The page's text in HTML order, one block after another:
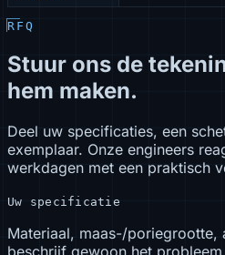
RFQ
Stuur ons de
hem maken.
Deel uw specificaties, een
exemplaar. Onze engineers
werkdagen met een praktisch
Uw specificatie
Materiaal, maas-/
beschrijf gewoon het